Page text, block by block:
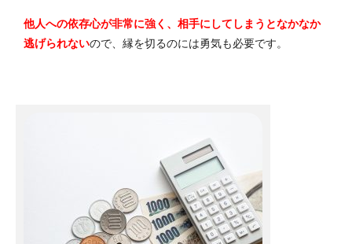
他人への依存心が非常に強く、相手にしてしまうとなかなか
逃げられないので、縁を切るのには勇気も必要です。